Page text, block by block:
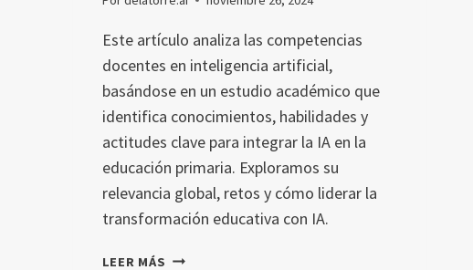
Este artículo analiza las competencias
docentes en inteligencia artificial,
basándose en un estudio académico que
identifica conocimientos, habilidades y
actitudes clave para integrar la IA en la
educación primaria. Exploramos su
relevancia global, retos y cómo liderar la
transformación educativa con IA.
LEER MÁS CÓMO